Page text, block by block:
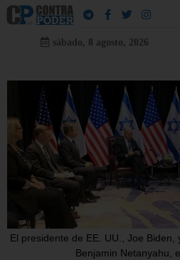
sábado, 8 agosto, 2026
El presidente de EE. UU., Joe Biden,
Benjamin Netanyahu,